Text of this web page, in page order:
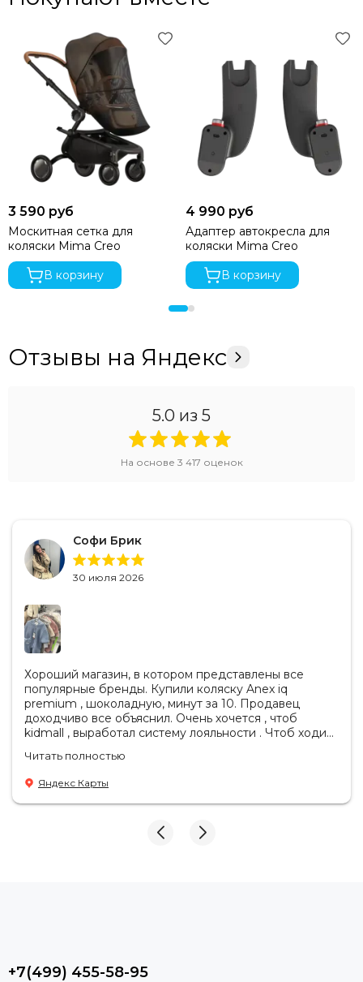
Что входит в комплект?
Шасси
бампер
Чехол для корзины
Навес
3 590 руб
Москитная сетка для
коляски Mima Creo
В корзину
4 990 руб
Адаптер автокресла для
коляски Mima Creo
В корзину
Отзывы на Яндекс
5.0 из 5
На основе 3 417 оценок
Софи Брик
30 июля 2026
Хороший магазин, в котором представлены все
популярные бренды. Купили коляску Anex iq
premium , шоколадную, минут за 10. Продавец
доходчиво все объяснил. Очень хочется , чтоб
kidmall , выработал систему лояльности . Чтоб ходить
Читать полностью
Яндекс Карты
+7(499) 455-58-95